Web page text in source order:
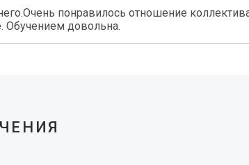
понравилось отношение
Обучением довольна.